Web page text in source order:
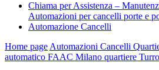
Chiama per Assistenza –
Automazioni per cancelli porte e
Automazione Cancelli
Home page Automazioni Cancelli
automatico FAAC Milano quartiere Turro